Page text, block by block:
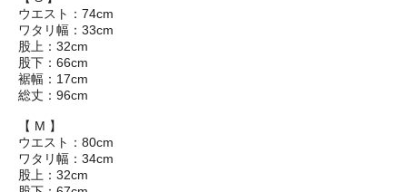
ウエスト：74cm
ワタリ幅：33cm
股上：32cm
股下：66cm
裾幅：17cm
総丈：96cm
【 M 】
ウエスト：80cm
ワタリ幅：34cm
股上：32cm